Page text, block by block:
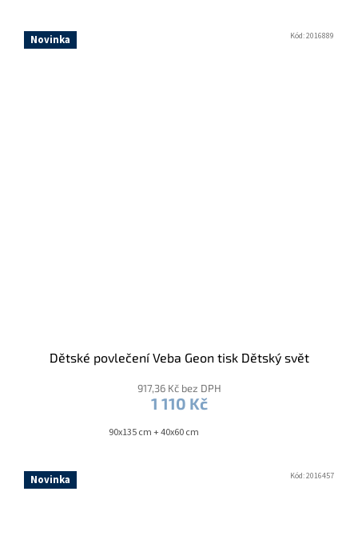
Novinka
Dětské povlečení Veba Geon tisk Dětský svět
917,36 Kč bez DPH
1 110 Kč
90x135 cm + 40x60 cm
Kód:2016889
Novinka Kód:2016457